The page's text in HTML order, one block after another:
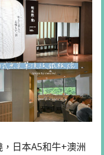
日本A5和牛+澳洲